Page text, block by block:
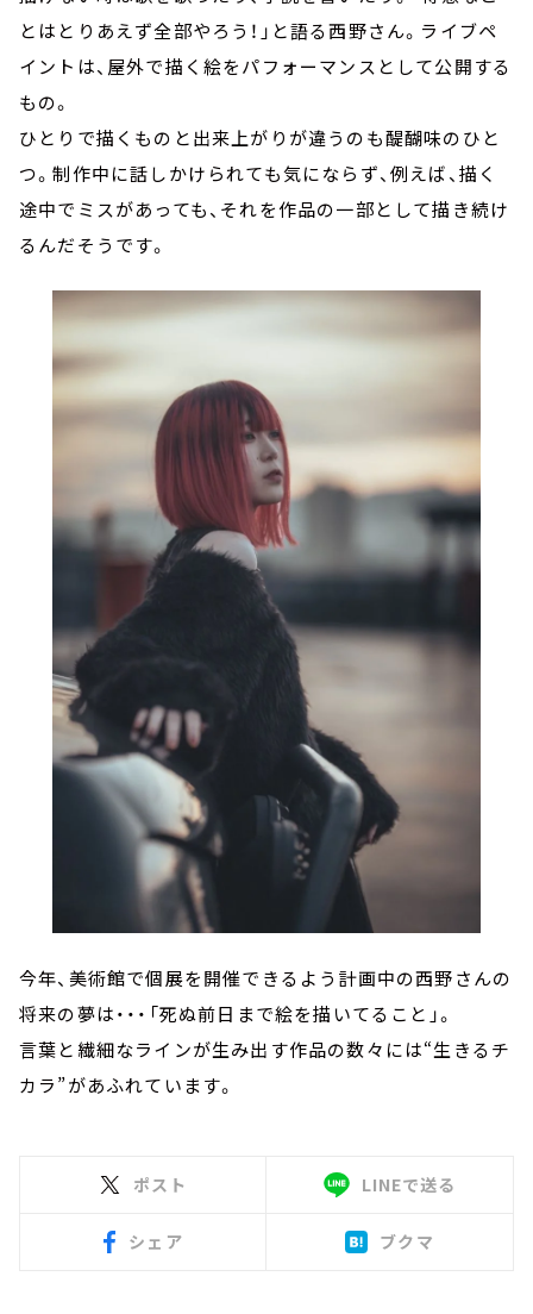
とはとりあえず全部やろう！」と語る西野さん。ライブペ
イントは、屋外で描く絵をパフォーマンスとして公開する
もの。
ひとりで描くものと出来上がりが違うのも醍醐味のひと
つ。制作中に話しかけられても気にならず、例えば、描く
途中でミスがあっても、それを作品の一部として描き続け
るんだそうです。
今年、美術館で個展を開催できるよう計画中の西野さんの
将来の夢は・・・「死ぬ前日まで絵を描いてること」。
言葉と繊細なラインが生み出す作品の数々には“生きるチ
カラ”があふれています。
ポスト LINEで送る
シェア ブクマ